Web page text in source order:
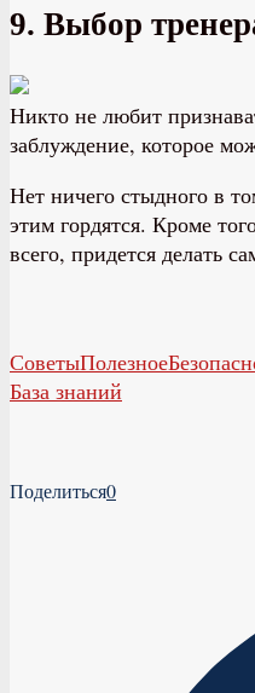
9. Выбор
Никто не любит
заблуждение, которое
Нет ничего стыдного в
этим гордятся. Кроме
всего, придется делать
СоветыПолезное
База знаний
Поделиться0